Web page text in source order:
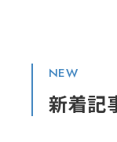
NEW
新着記